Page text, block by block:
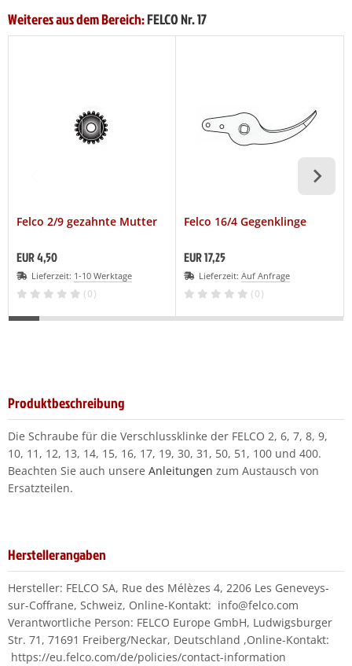
Weiteres aus dem Bereich:FELCO Nr. 17
Felco 2/9 gezahnte Mutter
EUR 4,50
Lieferzeit: 1-10 Werktage
(0)
Felco 16/4 Gegenklinge
EUR 17,25
Lieferzeit: Auf Anfrage
(0)
Produktbeschreibung
Die Schraube für die Verschlussklinke der FELCO 2, 6, 7, 8, 9,
10, 11, 12, 13, 14, 15, 16, 17, 19, 30, 31, 50, 51, 100 und 400.
Beachten Sie auch unsere Anleitungen zum Austausch von
Ersatzteilen.
Herstellerangaben
Hersteller: FELCO SA, Rue des Mélèzes 4, 2206 Les Geneveys-
sur-Coffrane, Schweiz, Online-Kontakt: info@felco.com
Verantwortliche Person: FELCO Europe GmbH, Ludwigsburger
Str. 71, 71691 Freiberg/Neckar, Deutschland ,Online-Kontakt:
https://eu.felco.com/de/policies/contact-information